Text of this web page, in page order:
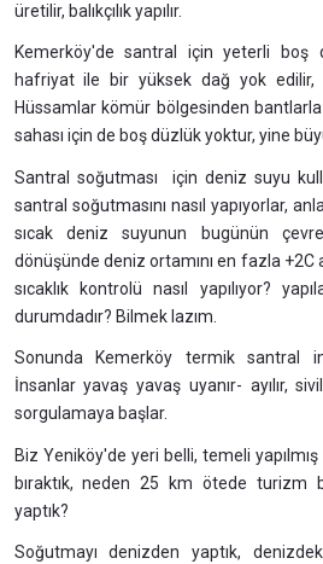
üretilir, balıkçılık yapılır.
Kemerköy'de santral için yeterli boş
hafriyat ile bir yüksek dağ yok
Hüssamlar kömür bölgesinden
sahası için de boş düzlük yoktur, yine
Santral soğutması için deniz suyu
santral soğutmasını nasıl yapıyorlar,
sıcak deniz suyunun bugünün
dönüşünde deniz ortamını en fazla +2C
sıcaklık kontrolü nasıl yapılıyor?
durumdadır? Bilmek lazım.
Sonunda Kemerköy termik santral
İnsanlar yavaş yavaş uyanır- ayılır,
sorgulamaya başlar.
Biz Yeniköy'de yeri belli, temeli
bıraktık, neden 25 km ötede turizm
yaptık?
Soğutmayı denizden yaptık,